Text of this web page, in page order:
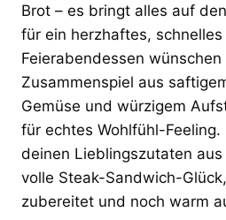
Brot – es bringt alles auf
für ein herzhaftes,
Feierabendessen wünschen
Zusammenspiel aus
Gemüse und würzigem
für echtes Wohlfühl-
deinen Lieblingszutaten
volle Steak-Sandwich-
zubereitet und noch warm